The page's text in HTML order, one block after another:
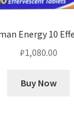
Energy 10
₽1,080.00
Buy Now